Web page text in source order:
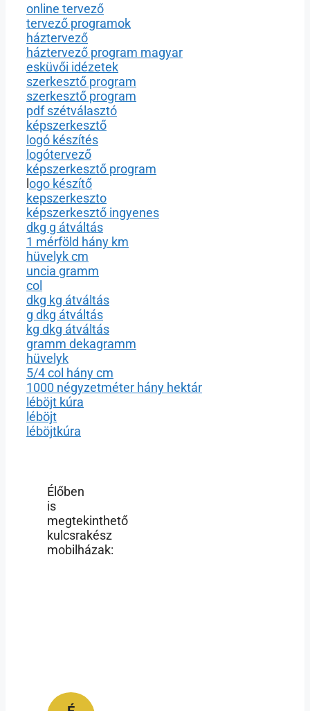
online tervező
tervező programok
háztervező
háztervező program magyar
esküvői idézetek
szerkesztő program
szerkesztő program
pdf szétválasztó
képszerkesztő
logó készítés
logótervező
képszerkesztő program
logo készítő
kepszerkeszto
képszerkesztő ingyenes
dkg g átváltás
1 mérföld hány km
hüvelyk cm
uncia gramm
col
dkg kg átváltás
g dkg átváltás
kg dkg átváltás
gramm dekagramm
hüvelyk
5/4 col hány cm
1000 négyzetméter hány hektár
léböjt kúra
léböjt
léböjtkúra
Élőben
is
megtekinthető
kulcsrakész
mobilházak: